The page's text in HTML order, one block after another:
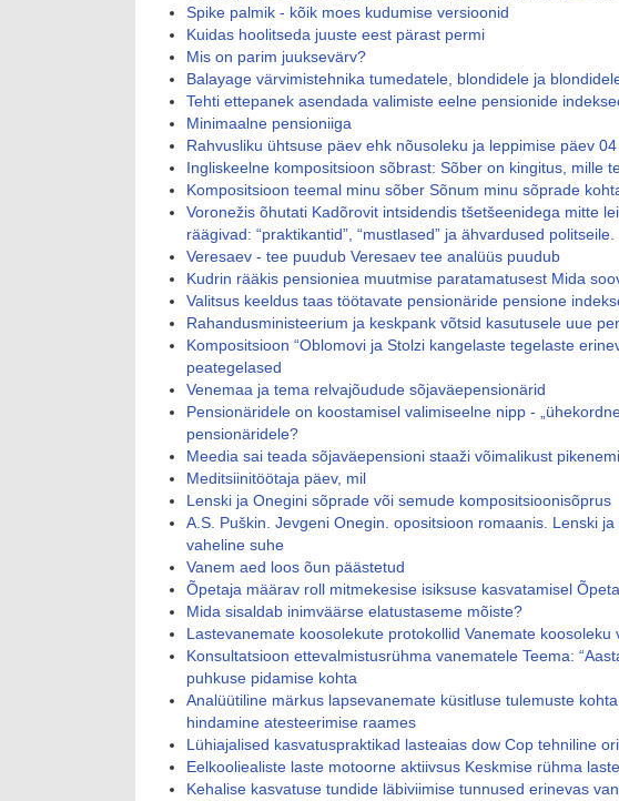
Spike palmik - kõik moes kudumise versioonid
Kuidas hoolitseda juuste eest pärast permi
Mis on parim juuksevärv?
Balayage värvimistehnika tumedatele, blondidele ja
Tehti ettepanek asendada valimiste eelne pensionide
Minimaalne pensioniiga
Rahvusliku ühtsuse päev ehk nõusoleku ja leppimise päev
Ingliskeelne kompositsioon sõbrast: Sõber on kingitus, mille
Kompositsioon teemal minu sõber Sõnum minu sõprade
Voronežis õhutati Kadõrovit intsidendis tšetšeenidega mitte
räägivad: “praktikantid”, “mustlased” ja ähvardused politseile.
Veresaev - tee puudub Veresaev tee analüüs puudub
Kudrin rääkis pensioniea muutmise paratamatusest Mida
Valitsus keeldus taas töötavate pensionäride pensione
Rahandusministeerium ja keskpank võtsid kasutusele uue
Kompositsioon “Oblomovi ja Stolzi kangelaste tegelaste
peategelased
Venemaa ja tema relvajõudude sõjaväepensionärid
Pensionäridele on koostamisel valimiseelne nipp -
pensionäridele?
Meedia sai teada sõjaväepensioni staaži võimalikust
Meditsiinitöötaja päev, mil
Lenski ja Onegini sõprade või semude kompositsioonisõprus
A.S. Puškin. Jevgeni Onegin. opositsioon romaanis. Lenski
vaheline suhe
Vanem aed loos õun päästetud
Õpetaja määrav roll mitmekesise isiksuse kasvatamisel
Mida sisaldab inimväärse elatustaseme mõiste?
Lastevanemate koosolekute protokollid Vanemate
Konsultatsioon ettevalmistusrühma vanematele Teema:
puhkuse pidamise kohta
Analüütiline märkus lapsevanemate küsitluse tulemuste
hindamine atesteerimise raames
Lühiajalised kasvatuspraktikad lasteaias dow Cop tehniline
Eelkooliealiste laste motoorne aktiivsus Keskmise rühma
Kehalise kasvatuse tundide läbiviimise tunnused erinevas